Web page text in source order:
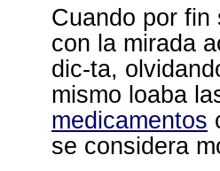
Cuando por fin
con la mirada
dic-ta,
mismo loaba
medicamentos
se considera